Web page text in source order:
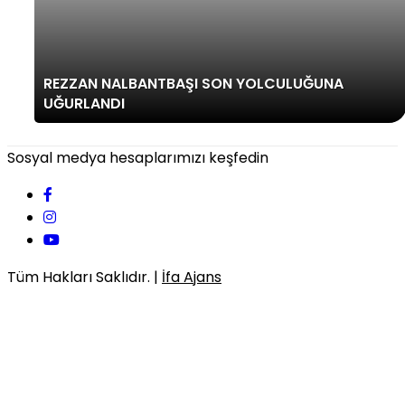
REZZAN NALBANTBAŞI SON YOLCULUĞUNA
UĞURLANDI
Sosyal medya hesaplarımızı keşfedin
Tüm Hakları Saklıdır. | İfa Ajans